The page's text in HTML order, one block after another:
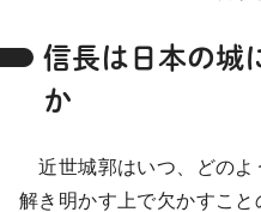
信長は日本の城
か
近世城郭はいつ、どのよ
解き明かす上で欠かすこ